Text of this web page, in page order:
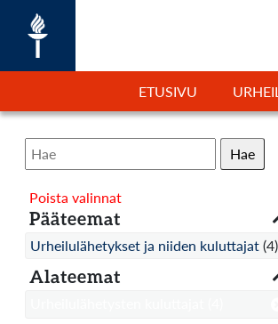
ETUSIVU
Hae
Poista valinnat
Pääteemat
Urheilulähetykset ja niiden kuluttajat (4)
Alateemat